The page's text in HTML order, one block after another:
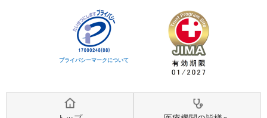
プライバシーマークについて